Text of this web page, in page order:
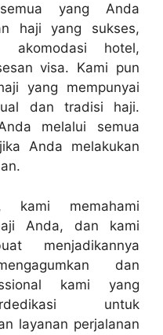
yang Anda
haji yang sukses,
akomodasi hotel,
visa. Kami pun
yang mempunyai
dan tradisi haji.
melalui semua
Anda melakukan
kami memahami
Anda, dan kami
menjadikannya
dan
kami yang
untuk
layanan perjalanan